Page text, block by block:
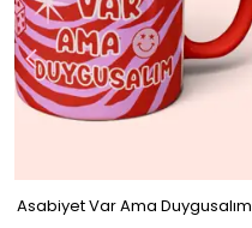
Asabiyet Var Ama Duygusalım